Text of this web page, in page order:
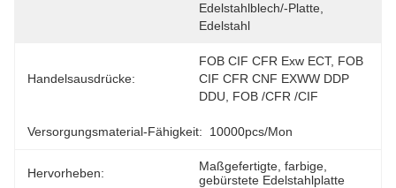
Edelstahlblech/-Platte,
Edelstahl
Handelsausdrücke:
FOB CIF CFR Exw ECT, FOB
CIF CFR CNF EXWW DDP
DDU, FOB /CFR /CIF
Versorgungsmaterial-Fähigkeit: 10000pcs/mon
Hervorheben: Maßgefertigte farbige
gebürstete Edelstahlplatte